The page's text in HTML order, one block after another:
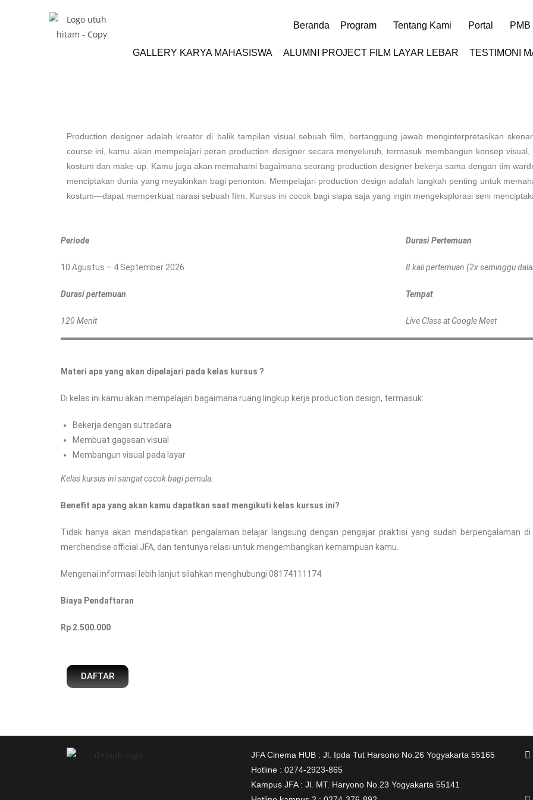
Beranda Program Tentang Kami Portal PMB
GALLERY KARYA MAHASISWA ALUMNI PROJECT FILM LAYAR LEBAR TESTIMONI
Production designer adalah kreator di balik tampilan visual sebuah film, bertanggung jawab menginterpretasikan
course ini, kamu akan mempelajari peran production designer secara menyeluruh, termasuk membangun konsep
kostum dan make-up. Kamu juga akan memahami bagaimana seorang production designer bekerja sama dengan tim
menciptakan dunia yang meyakinkan bagi penonton. Mempelajari production design adalah langkah penting untuk
kostum—dapat memperkuat narasi sebuah film. Kursus ini cocok bagi siapa saja yang ingin mengeksplorasi seni
Periode
10 Agustus – 4 September 2026
Durasi pertemuan
120 Menit
Durasi Pertemuan
8 kali pertemuan (2x seminggu
Tempat
Live Class at Google Meet
Materi apa yang akan dipelajari pada kelas kursus ?
Di kelas ini kamu akan mempelajari bagaimana ruang lingkup kerja production design, termasuk:
Bekerja dengan sutradara
Membuat gagasan visual
Membangun visual pada layar
Kelas kursus ini sangat cocok bagi pemula.
Benefit apa yang akan kamu dapatkan saat mengikuti kelas kursus ini?
Tidak hanya akan mendapatkan pengalaman belajar langsung dengan pengajar praktisi yang sudah berpengalaman
merchendise official JFA, dan tentunya relasi untuk mengembangkan kemampuan kamu.
Mengenai informasi lebih lanjut silahkan menghubungi 08174111174
Biaya Pendaftaran
Rp 2.500.000
DAFTAR
JFA Cinema HUB : Jl. Ipda Tut Harsono No.26 Yogyakarta 55165
Hotline : 0274-2923-865
Kampus JFA : Jl. MT. Haryono No.23 Yogyakarta 55141